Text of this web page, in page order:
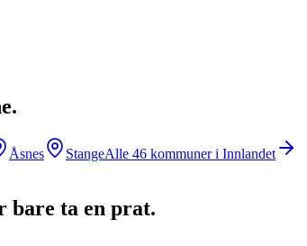
Åsnes StangeAlle 46 kommuner i Innlandet
bare ta en prat.